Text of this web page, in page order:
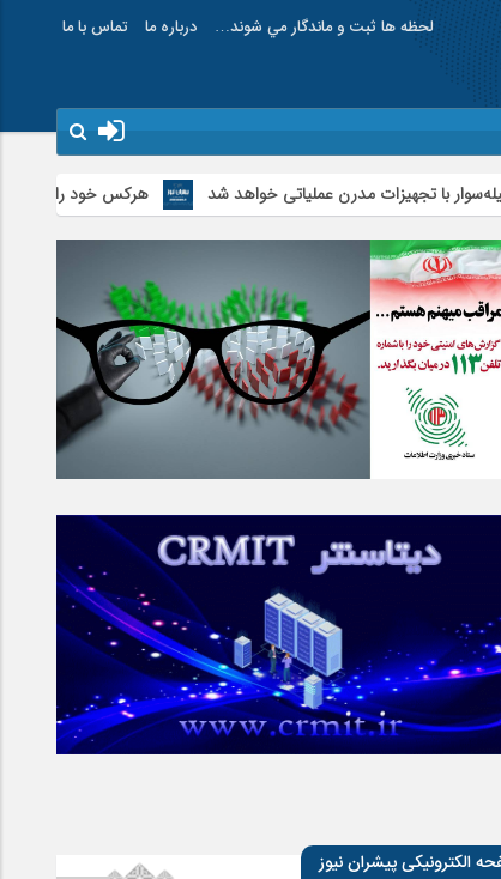
لحظه ها ثبت و ماندگار مي شوند… درباره ما تماس با ما
هرکس خود را سپر آمریکا کند در
الکترونیکی پیشران نیوز